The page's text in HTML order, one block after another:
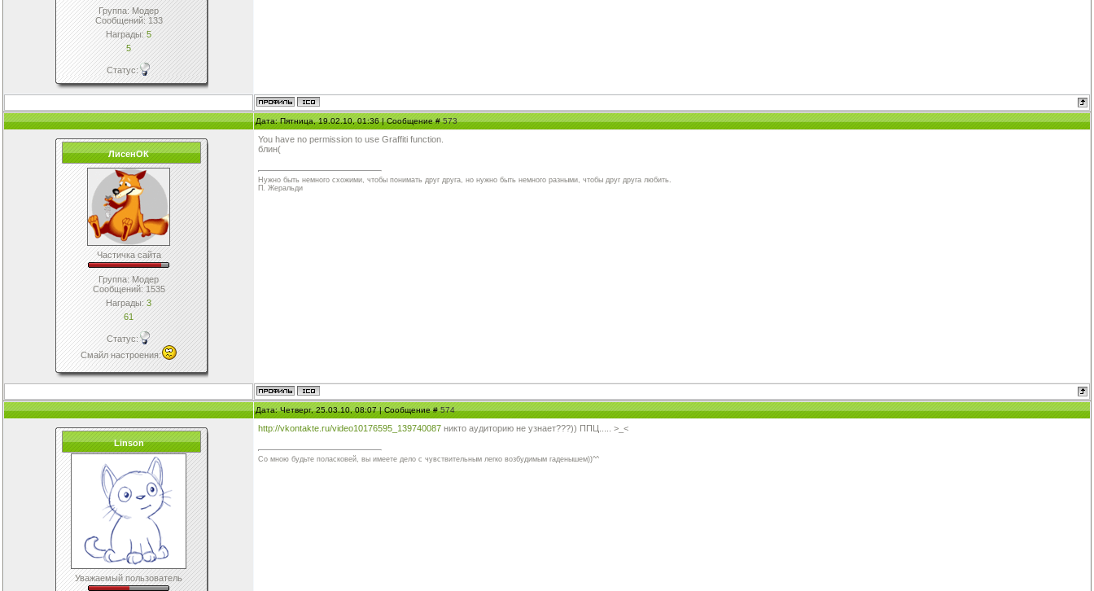
Группа: Модер
Сообщений:133
Награды:5
5
Статус:
Дата: Пятница, 19.02.10, 01:36 | Сообщение #573
ЛисенОК
Частичка сайта
Группа: Модер
Сообщений:1535
Награды:3
61
Статус:
Смайл настроения:
You have no permission to use Graffiti function.
блин(
Нужно быть немного схожими, чтобы понимать друг друга, но нужно быть немного разными, чтобы друг друга любить.
П. Жеральди
Дата: Четверг, 25.03.10, 08:07 | Сообщение #574
Linson
Уважаемый пользователь
http://vkontakte.ru/video10176595_139740087 никто аудиторию не узнает???)) ППЦ..... >_<
Со мною будьте поласковей, вы имеете дело с чувствительным легко возбудимым гаденышем))^^